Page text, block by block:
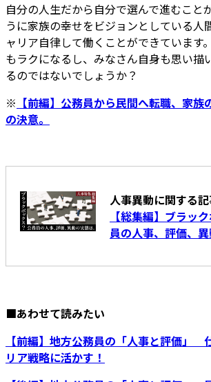
自分の人生だから自分で選んで進むこと
うに家族の幸せをビジョンとしている人
ャリア自律して働くことができています
もラクになるし、みなさん自身も思い描
るのではないでしょうか？
※ 【前編】公務員から民間へ転職、家
の決意。
人事異動に関する
【総集編】ブラッ
員の人事、評価、異
■あわせて読みたい
【前編】地方公務員の「人事と評価」
リア戦略に活かす！